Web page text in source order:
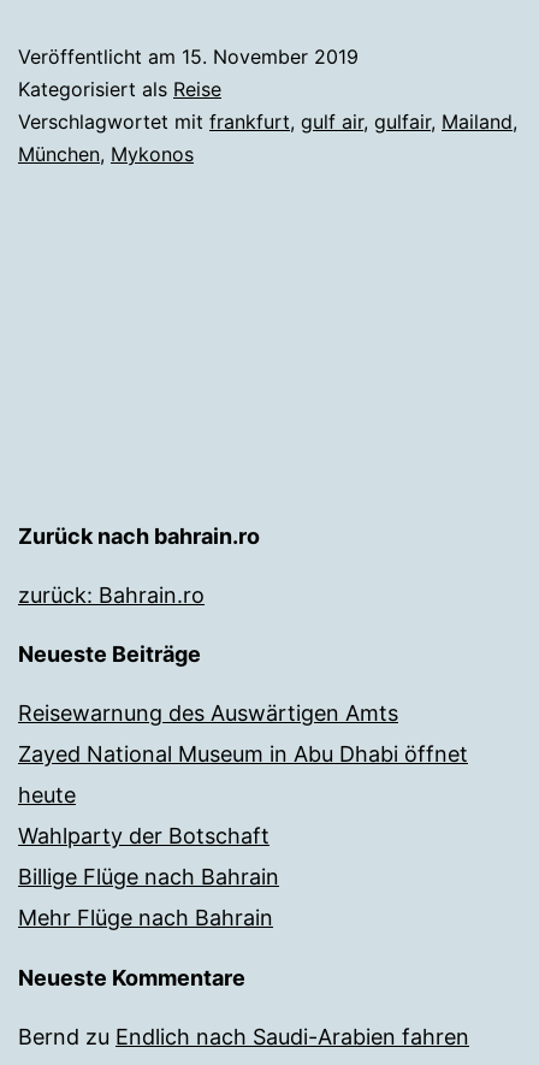
Veröffentlicht am 15. November 2019
Kategorisiert als Reise
Verschlagwortet mit frankfurt, gulf air, gulfair, Mailand,
München, Mykonos
Zurück nach bahrain.ro
zurück: Bahrain.ro
Neueste Beiträge
Reisewarnung des Auswärtigen Amts
Zayed National Museum in Abu Dhabi öffnet
heute
Wahlparty der Botschaft
Billige Flüge nach Bahrain
Mehr Flüge nach Bahrain
Neueste Kommentare
Bernd zu Endlich nach Saudi-Arabien fahren